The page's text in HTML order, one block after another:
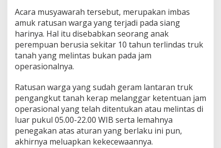
Acara musyawarah tersebut, merupakan imbas
amuk ratusan warga yang terjadi pada siang
harinya. Hal itu disebabkan seorang anak
perempuan berusia sekitar 10 tahun terlindas truk
tanah yang melintas bukan pada jam
operasionalnya.
Ratusan warga yang sudah geram lantaran truk
pengangkut tanah kerap melanggar ketentuan jam
operasional yang telah ditentukan atau melintas di
luar pukul 05.00-22.00 WIB serta lemahnya
penegakan atas aturan yang berlaku ini pun,
akhirnya meluapkan kekecewaannya.